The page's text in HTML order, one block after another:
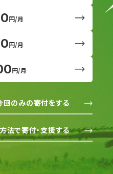
円/月
円/月
円/月
回のみの寄付をする
法で寄付・支援する